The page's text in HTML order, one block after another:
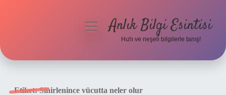
menüyüAnlık Bilgi Esintisi
Hızlı ve neşeli bilgilerle tanış!
Etiket:Sinirlenince vücutta neler olur